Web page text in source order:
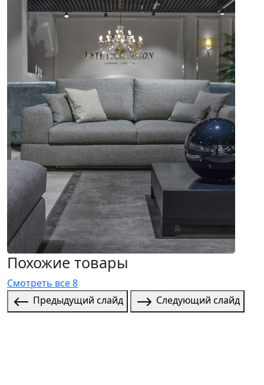
Похожие товары
Смотреть все 8
Предыдущий слайд
Следующий слайд